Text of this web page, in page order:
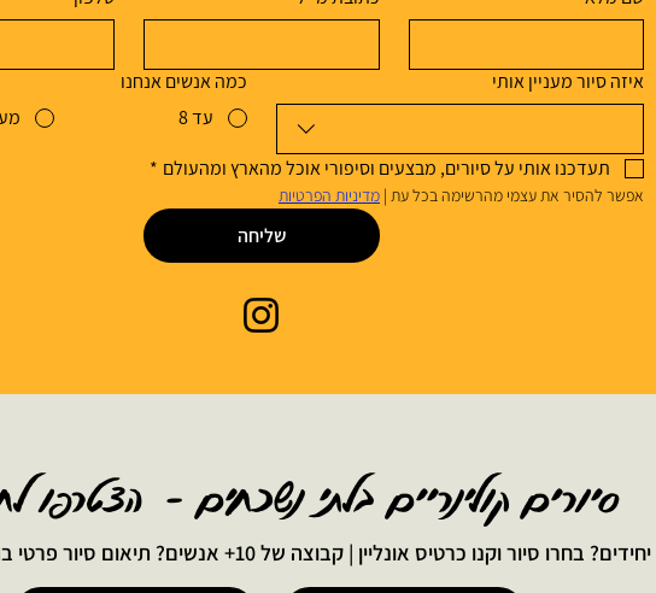
איזה סיור מעניין אותי
כמה אנשים אנחנו
עד 8
תעדכנו אותי על סיורים, מבצעים וסיפורי אוכל מהארץ ומהעולם *
אפשר להסיר את עצמי מהרשימה בכל עת | מדיניות הפרטיות
שליחה
סיורים קולינריים בלתי נשכחים – הצטרפו
יחידים? בחרו סיור וקנו כרטיס אונליין | קבוצה של 10+ אנשים? תיאום סיור פרטי בהתאמה אישית